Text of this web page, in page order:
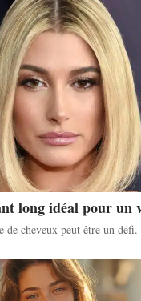
long idéal pour un
de cheveux peut être un